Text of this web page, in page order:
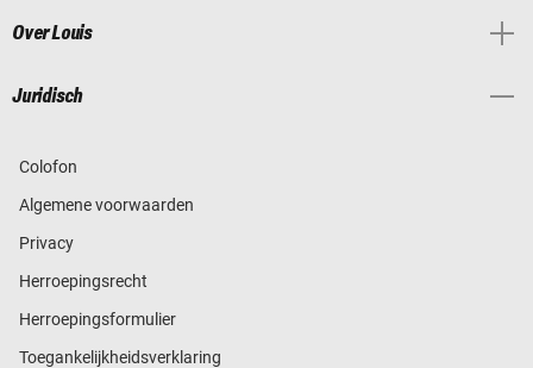
Over Louis
Juridisch
Colofon
Algemene voorwaarden
Privacy
Herroepingsrecht
Herroepingsformulier
Toegankelijkheidsverklaring